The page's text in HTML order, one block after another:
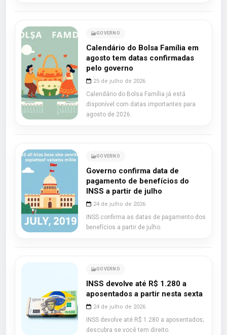
GOVERNO
Calendário do Bolsa Família em
agosto tem datas confirmadas
pelo governo
25 de julho de 2026
Calendário do Bolsa Família já está
disponível com datas importantes para
agosto de 2026.
GOVERNO
Governo confirma data de
pagamento de benefícios do
INSS a partir de julho
24 de julho de 2026
INSS confirma as datas de pagamento dos
benefícios a partir de julho.
GOVERNO
INSS devolve até R$ 1.280 a
aposentados a partir nesta sexta
24 de julho de 2026
INSS devolve até R$ 1.280 a aposentados;
descubra se você tem direito.